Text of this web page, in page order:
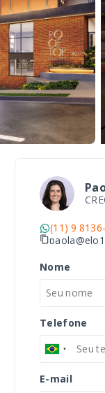
(11) 9
Nome
Telefone
E-mail